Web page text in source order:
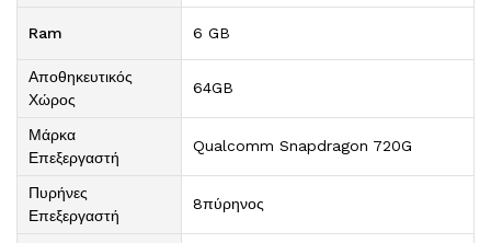
Ram 6 GB
Αποθηκευτικός
Χώρος
64GB
Μάρκα
Επεξεργαστή
Qualcomm Snapdragon 720G
Πυρήνες
Επεξεργαστή
8πύρηνος